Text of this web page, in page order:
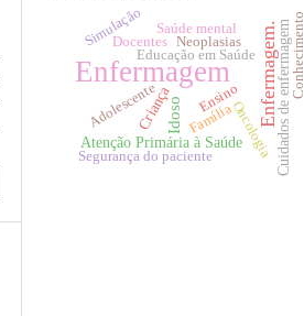
Enfermagem Enfermagem.
Idoso
Atenção Primária à Saúde Cuidados de enfermagem
Criança
Educação em Saúde
Adolescente Família
Ensino
Segurança do paciente
Neoplasias
Saúde mental
Oncologia
Docentes Conhecimento
Simulação